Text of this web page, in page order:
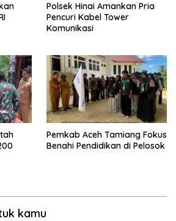
Polsek Hinai Amankan Pria
Pencuri Kabel Tower
Komunikasi
Pemkab Aceh Tamiang Fokus
Benahi Pendidikan di Pelosok
kamu